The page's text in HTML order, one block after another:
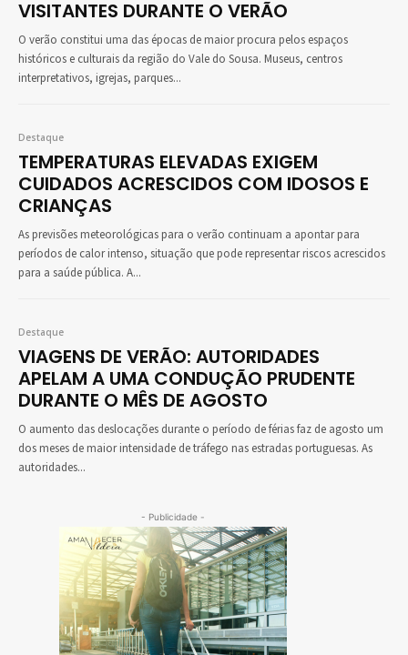
VISITANTES DURANTE O VERÃO
O verão constitui uma das épocas de maior procura pelos espaços
históricos e culturais da região do Vale do Sousa. Museus, centros
interpretativos, igrejas, parques...
Destaque
TEMPERATURAS ELEVADAS EXIGEM
CUIDADOS ACRESCIDOS COM IDOSOS E
CRIANÇAS
As previsões meteorológicas para o verão continuam a apontar para
períodos de calor intenso, situação que pode representar riscos acrescidos
para a saúde pública. A...
Destaque
VIAGENS DE VERÃO: AUTORIDADES
APELAM A UMA CONDUÇÃO PRUDENTE
DURANTE O MÊS DE AGOSTO
O aumento das deslocações durante o período de férias faz de agosto um
dos meses de maior intensidade de tráfego nas estradas portuguesas. As
autoridades...
- Publicidade -